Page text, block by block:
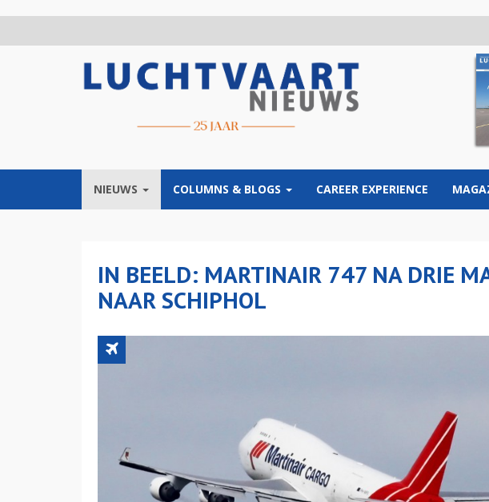
NIEUWS COLUMNS & BLOGS CAREER EXPERIENCE
IN BEELD: MARTINAIR 747 NA DRIE
NAAR SCHIPHOL